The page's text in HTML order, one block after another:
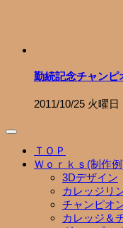
勤続記念チャンピ
2011/10/25 火曜日
ＴＯＰ
Ｗｏｒｋｓ(制作
3Dデザイン
カレッジリ
チャンピオ
カレッジ＆